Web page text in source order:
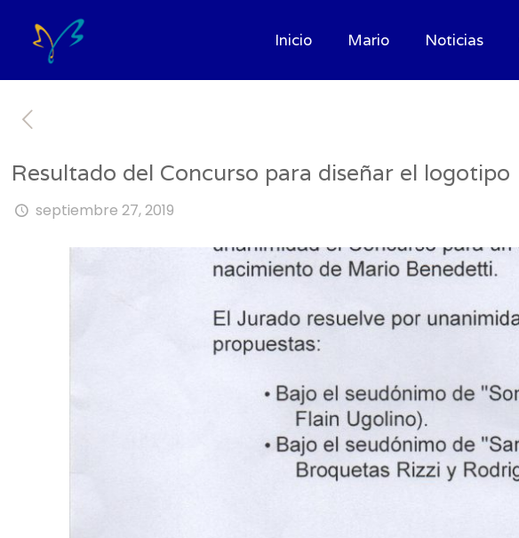
Inicio Mario Noticias
Resultado del Concurso para diseñar el logotipo
septiembre 27, 2019